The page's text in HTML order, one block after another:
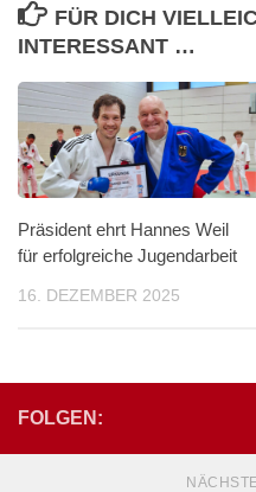
FÜR DICH
INTERESSANT …
Präsident ehrt Hannes Weil
für erfolgreiche Jugendarbeit
16. DEZEMBER 2025
FOLGEN: